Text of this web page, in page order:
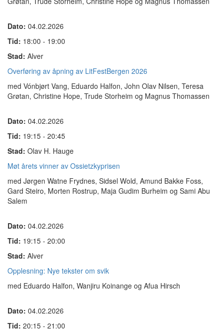
Dato: 04.02.2026
Tid: 18:00 - 19:00
Stad: Alver
Overføring av åpning av LitFestBergen 2026
med Vónbjørt Vang, Eduardo Halfon, John Olav Nilsen, Teresa
Grøtan, Christine Hope, Trude Storheim og Magnus Thomassen
Dato: 04.02.2026
Tid: 19:15 - 20:45
Stad: Olav H. Hauge
Møt årets vinner av Ossietzkyprisen
med Jørgen Watne Frydnes, Sidsel Wold, Amund Bakke Foss,
Gard Steiro, Morten Rostrup, Maja Gudim Burheim og Sami Abu
Salem
Dato: 04.02.2026
Tid: 19:15 - 20:00
Stad: Alver
Opplesning: Nye tekster om svik
med Eduardo Halfon, Wanjiru Koinange og Afua Hirsch
Dato: 04.02.2026
Tid: 20:15 - 21:00